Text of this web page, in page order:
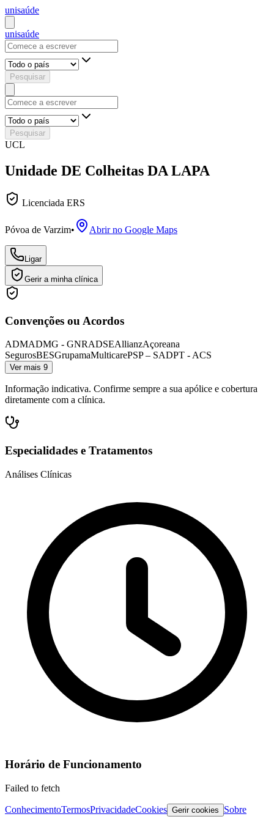
unisaúde
unisaúde
Pesquisar
Pesquisar
UCL
Unidade DE Colheitas DA LAPA
Licenciada ERS
Póvoa de Varzim• Abrir no Google Maps
Ligar
Gerir a minha clínica
Convenções ou Acordos
ADMADMG - GNRADSEAllianzAçoreana
SegurosBESGrupamaMulticarePSP – SADPT - ACS
Ver mais 9
Informação indicativa. Confirme sempre a sua apólice e cobertura
diretamente com a clínica.
Especialidades e Tratamentos
Análises Clínicas
Horário de Funcionamento
Failed to fetch
ConhecimentoTermosPrivacidadeCookies Gerir cookies Sobre